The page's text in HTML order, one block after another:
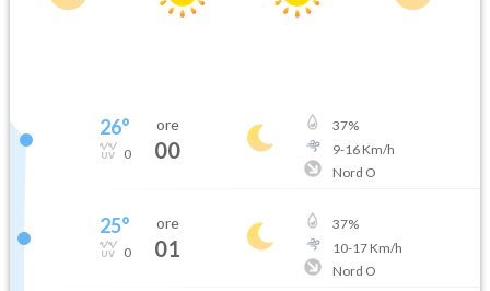
26°
0
ore
00
37%
9-16Km/h
Nord O
25°
0
ore
01
37%
10-17Km/h
Nord O